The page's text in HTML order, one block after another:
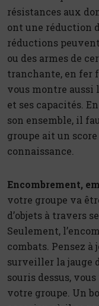
résistances aux
ont une réduction
réductions
ou des armes de
tranchante, en fer
vous montre aussi
et ses capacités.
son ensemble, il
groupe ait un
connaissance.
Encombrement,
votre groupe va
d’objets à travers
Seulement,
combats. Pensez
surveiller la jauge
souris dessus,
votre groupe. Un